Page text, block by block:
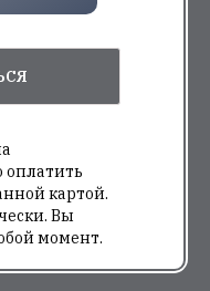
оплатить
картой.
Вы
момент.